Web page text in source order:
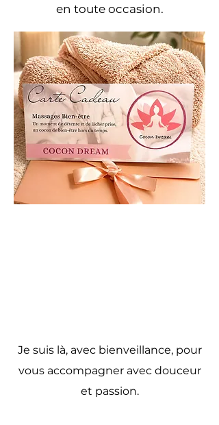
en toute occasion.
Je suis là, avec bienveillance, pour
vous accompagner avec douceur
et passion.